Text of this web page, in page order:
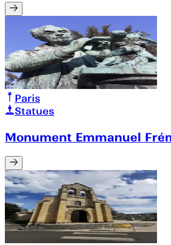
Paris
Statues
Monument Emmanuel